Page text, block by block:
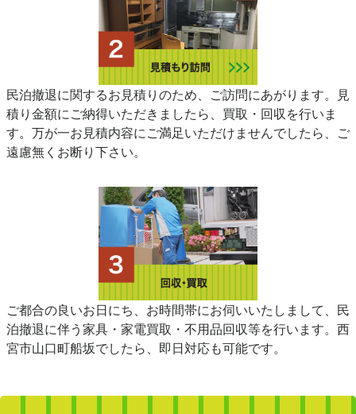
民泊撤退に関するお見積りのため、ご訪問にあがります。見
積り金額にご納得いただきましたら、買取・回収を行いま
す。万が一お見積内容にご満足いただけませんでしたら、ご
遠慮無くお断り下さい。
ご都合の良いお日にち、お時間帯にお伺いいたしまして、民
泊撤退に伴う家具・家電買取・不用品回収等を行います。西
宮市山口町船坂でしたら、即日対応も可能です。